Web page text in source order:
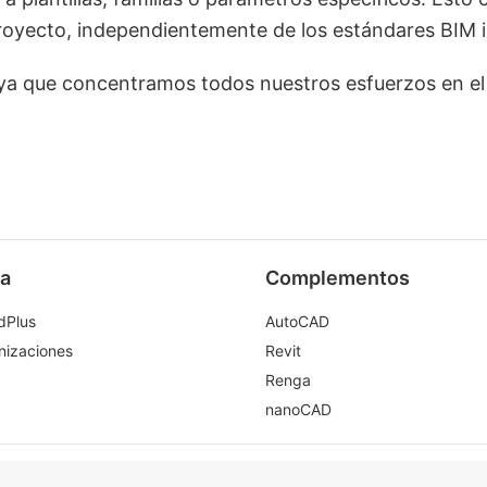
independientemente de los estándares
que concentramos todos nuestros esfuerzos en
Complementos
AutoCAD
Revit
Renga
nanoCAD